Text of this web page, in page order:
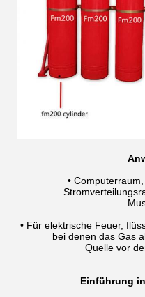
•
• Für elektrische Feuer,
bei denen das Gas
Quelle vor
Einführung